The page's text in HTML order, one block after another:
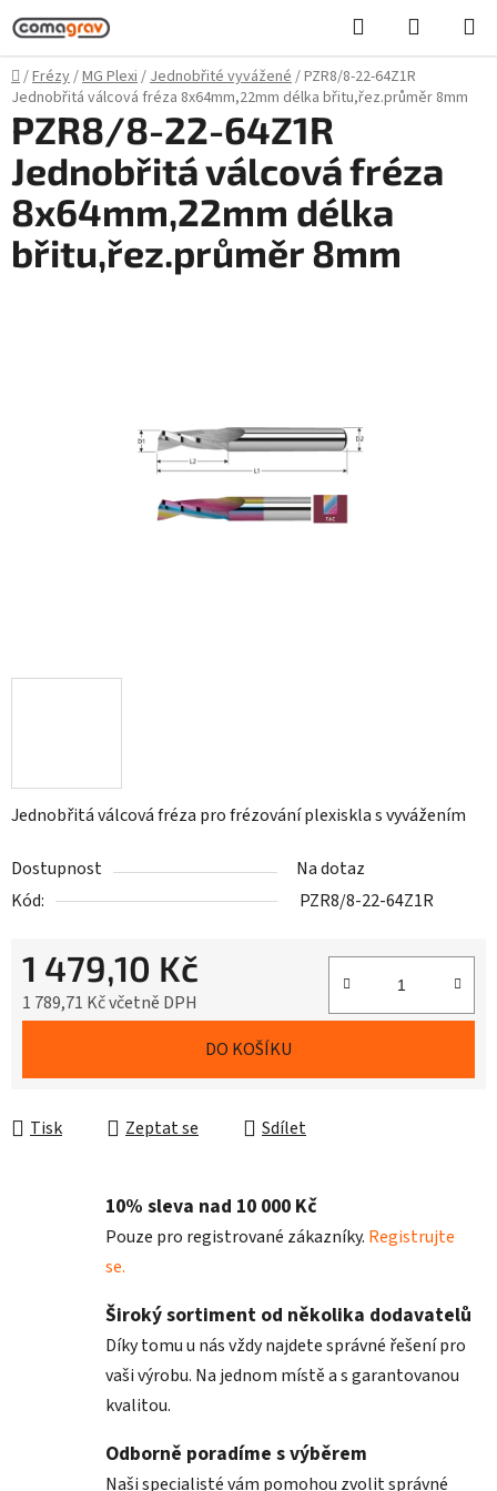
Přejít
na
obsah
Hledat
KOŠÍK
Domů
/Frézy/MG Plexi/Jednobřité vyvážené/PZR8/8-22-64Z1R
Jednobřitá válcová fréza 8x64mm,22mm délka břitu,řez.průměr 8mm
Jednobřitá válcová fréza pro frézování plexiskla s vyvážením
Dostupnost
Na dotaz
Kód:
PZR8/8-22-64Z1R
1 479,10 Kč
1 789,71 Kč včetně DPH
DO KOŠÍKU
Tisk Zeptat se Sdílet
PZR8/8-22-64Z1R
Jednobřitá válcová fréza
8x64mm,22mm délka
břitu,řez.průměr 8mm
10% sleva nad 10 000 Kč
Pouze pro registrované zákazníky. Registrujte
se.
Široký sortiment od několika dodavatelů
Díky tomu u nás vždy najdete správné řešení pro
vaši výrobu. Na jednom místě a s garantovanou
kvalitou.
Odborně poradíme s výběrem
Naši specialisté vám pomohou zvolit správné